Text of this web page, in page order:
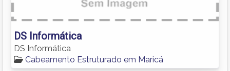
DS Informática
DS Informática
Cabeamento Estruturado em Maricá